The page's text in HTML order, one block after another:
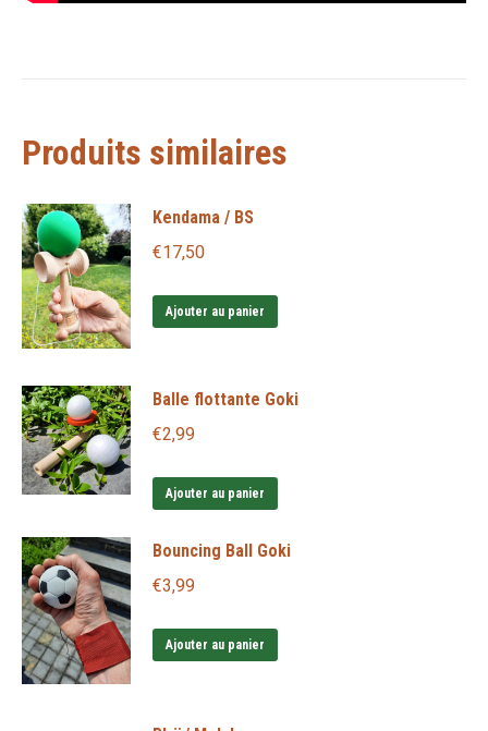
Produits similaires
Kendama / BS
€17,50
Ajouter au panier
Balle flottante Goki
€2,99
Ajouter au panier
Bouncing Ball Goki
€3,99
Ajouter au panier